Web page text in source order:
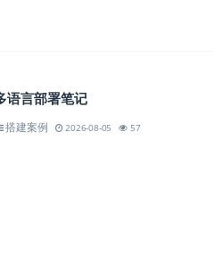
语言部署笔记
搭建案例 2026-08-05 57